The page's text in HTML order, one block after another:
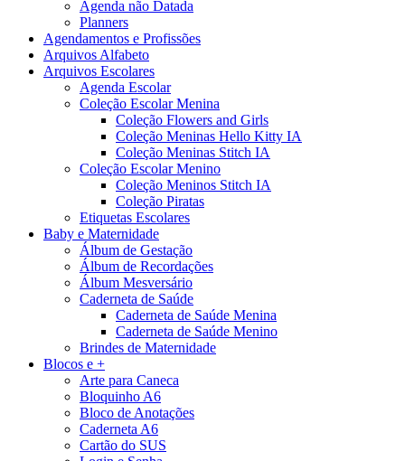
Agenda não Datada
Planners
Agendamentos e Profissões
Arquivos Alfabeto
Arquivos Escolares
Agenda Escolar
Coleção Escolar Menina
Coleção Flowers and Girls
Coleção Meninas Hello Kitty IA
Coleção Meninas Stitch IA
Coleção Escolar Menino
Coleção Meninos Stitch IA
Coleção Piratas
Etiquetas Escolares
Baby e Maternidade
Álbum de Gestação
Álbum de Recordações
Álbum Mesversário
Caderneta de Saúde
Caderneta de Saúde Menina
Caderneta de Saúde Menino
Brindes de Maternidade
Blocos e +
Arte para Caneca
Bloquinho A6
Bloco de Anotações
Caderneta A6
Cartão do SUS